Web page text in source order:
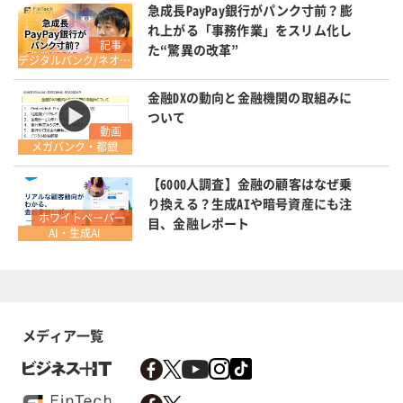
記事
デジタルバンク/ネオバンク/BaaS
急成長PayPay銀行がパンク寸前？膨
れ上がる「事務作業」をスリム化し
た“驚異の改革”
動画
メガバンク・都銀
金融DXの動向と金融機関の取組みに
ついて
ホワイトペーパー
AI・生成AI
【6000人調査】金融の顧客はなぜ乗
り換える？生成AIや暗号資産にも注
目、金融レポート
メディア一覧